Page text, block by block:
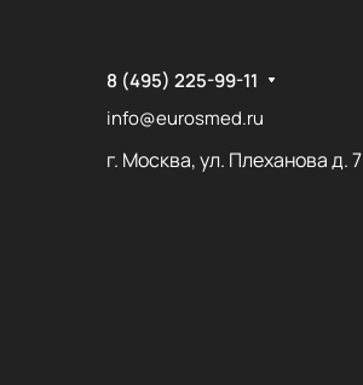
8 (495) 225-99-11
info@eurosmed.ru
г. Москва, ул. Плеханова д. 7